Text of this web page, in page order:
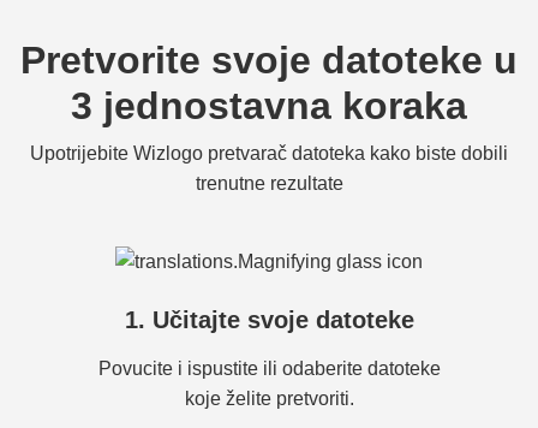
Pretvorite svoje datoteke u
3 jednostavna koraka
Upotrijebite Wizlogo pretvarač datoteka kako biste dobili
trenutne rezultate
1. Učitajte svoje datoteke
Povucite i ispustite ili odaberite datoteke
koje želite pretvoriti.